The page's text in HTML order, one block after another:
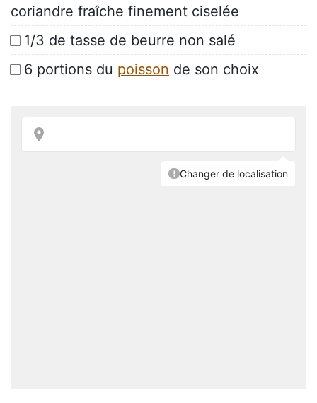
coriandre fraîche finement ciselée
1/3 de tasse de beurre non salé
6 portions du poisson de son choix